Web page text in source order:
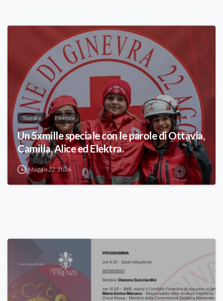
5xmille Firenze
Un 5xmille speciale con le parole di Ottavia,
Camilla, Alice ed Elektra.
Maggio 22, 2026